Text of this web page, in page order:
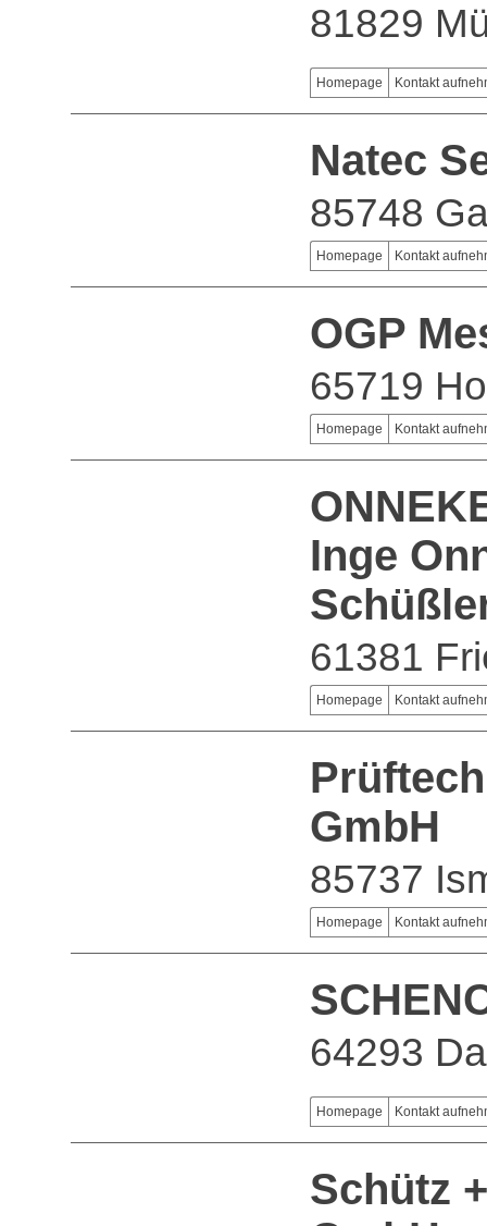
81829
Homepage Kontakt
Natec
85748
Homepage Kontakt
OGP
65719
Homepage Kontakt
Inge
61381
Homepage Kontakt
GmbH
85737
Homepage Kontakt
64293
Homepage Kontakt
Schütz